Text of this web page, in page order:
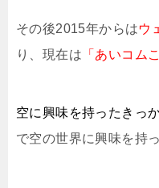
その後2015年からはウ
り、現在は 「あいコム
空に興味を持ったきっ
で空の世界に興味を持